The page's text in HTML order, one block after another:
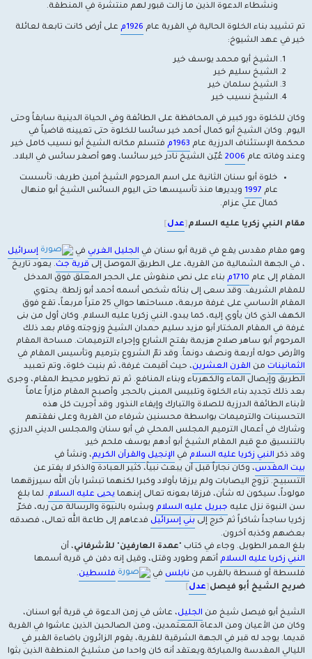
ونشطاء الدعوة الذين ما زالت قبور لهم منتشرة في المنطقة.
تم تشييد بناء الخلوة الحالية في القرية عام 1926م
على أرض كانت تابعة لعائلة
خير في عهد الشيوخ:
الشيخ أبو محمد يوسف خير
الشيخ سليم خير
الشيخ سلمان خير
الشيخ نسيب خير
وكان للخلوة دور كبير في المحافظة على الطائفة وفي الحياة الدينية سابقاً وحتى
اليوم. وكان الشيخ أبو كمال أحمد خير سائسا للخلوة حتى تعيينه قاضياً في
محكمة الإستئناف الدرزية عام 1963م
فتسلم مكانه الشيخ أبو نسيب كامل خير
وعند وفاته عام 2006 عُيّن الشيخ نادر خير سائسا، وهو أصغر سائس في البلاد.
خلوة أبو سنان الثانية على اسم المرحوم الشيخ أمين طريف: تأسست
عام 1997 ويديرها منذ تأسيسها حتى اليوم السائس الشيخ أبو منهال
كمال علي عزام.
مقام النبي زكريا عليه السلام [عدل]
وهو مقام مقدس يقع في قرية أبو سنان في الجليل الغربي في
إسرائيل
، في الجهة الشمالية من القرية، على الطريق الموصل إلى قرية جث. يعود تاريخ
المقام إلى عام 1710م
بناء على نص منقوش على الحجر المعلق فوق المدخل
للمقام الشريف. وقد سعى إلى بنائه شخص أسمه أحمد أبو زلطة. يحتوي
المقام الأساسي على غرفة مربعة، مساحتها حوالي 25 متراً مربعاً، تقع فوق
الكهف الذي كان يأوي إليه، كما يبدو، النبي زكريا عليه السلام. وكان أول من بنى
غرفة في المقام المختار أبو مزيد سليم حمدان الشيخ وزوجته.وقام بعد ذلك
المرحوم أبو ساهر صلاح هزيمة بفتح الشارع وإجراء الترميمات. مساحة المقام
والأرض حوله أربعة ونصف دونماً. وقد تمّ الشروع بترميم وتأسيس المقام في
الثمانينات من القرن العشرين، حيث أقيمت غرفة، ثم بنيت خلوة، وتم تعبيد
الطريق وإيصال الماء والكهرباء وبناء المنافع. ثم تم تطوير محيط المقام، وجرى
بعد ذلك تجديد بناء الخلوة وتلبيس المبنى بالحجر. وأصبح المقام مزاراً عاماً
لأبناء الطائفة الدرزية للصلاة والتبارك وإيفاء النذور. وقد أجريت كل هذه
التحسينات والترميمات بواسطة محسنين شرفاء من القرية وعلى نفقتهم
وشارك في أعمال الترميم المجلس المحلي في أبو سنان والمجلس الديني الدرزي
بالتنسيق مع قيم المقام الشيخ أبو أدهم يوسف ملحم خير.
وقد ذكر النبي زكريا عليه السلام في الإنجيل والقرآن الكريم، ونشأ في
بيت المقدس، وكان نجاراً قبل أن يبعث نبياً، كثير العبادة والذكر لا يفتر عن
التسبيح. تزوج اليصابات ولم يرزقا بأولاد وكبرا لكنهما تبشرا بأن الله سيرزقهما
مولوداً، سيكون له شأن، فرزقا بعونه تعالى إبنهما يحيى عليه السلام. لما بلغ
سن النبوة نزل عليه جبريل عليه السلام وبشره بالنبوة والرسالة من ربه، فخرّ
زكريا ساجداً شاكراً ثم خرج إلى بني إسرائيل فدعاهم إلى طاعة الله تعالى، فصدقه
بعضهم وكذبه آخرون.
بلغ العمر الطويل. وجاء في كتاب " عمدة العارفين للأشرفاني، أن
النبي زكريا عليه السلام أتهم وطورد وقتل، وقيل إنه دفن في قرية أسمها
فلسطة أو فسطة بالقرب من نابلس في فلسطين.
ضريح الشيخ أبو فيصل [عدل]
الشيخ أبو فيصل شيخ من الجليل، عاش في زمن الدعوة في قرية أبو اسنان،
وكان من الأعيان ومن الدعاة المعتمدين، ومن الصالحين الذين عاشوا في القرية
قديما. يوجد له قبر في الجهة الشرقية للقرية، يقوم الزائرون باضاءة القبر في
الليالي المقدسة والمباركة.ويعتقد أنه كان واحدا من مشليخ المنطقة الذين بثوا